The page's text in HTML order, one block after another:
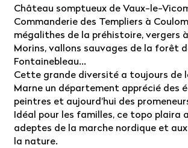
Château somptueux de Vaux-le-
Commanderie des Templiers à
mégalithes de la préhistoire, vergers
Morins, vallons sauvages de la forêt
Fontainebleau...
Cette grande diversité a toujours de
Marne un département apprécié des
peintres et aujourd'hui des
Idéal pour les familles, ce topo plaira
adeptes de la marche nordique et
la nature.